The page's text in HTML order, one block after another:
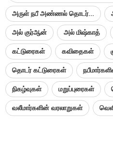
அருள் நபீ அண்ணல் தொடர்...
அல் குர்ஆன் அல் மிஷ்காத்
கட்டுரைகள் கவிதைகள்
தொடர் கட்டுரைகள்
நிகழ்வுகள் மறுப்புரைகள்
வலீமார்களின் வரலாறுகள்